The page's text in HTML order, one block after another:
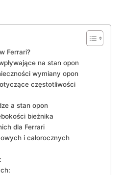
Ferrari?
na ‍stan‍ opon
wymiany ​opon
częstotliwości
a stan opon
bieżnika
dla Ferrari
i całorocznych